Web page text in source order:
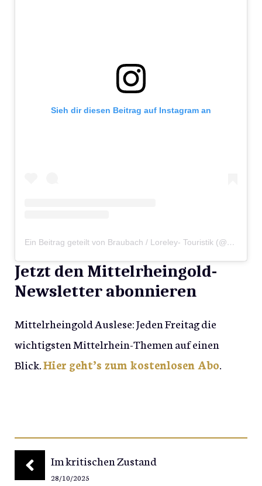
Sieh dir diesen Beitrag auf Instagram an
Ein Beitrag geteilt von Braubach / Loreley- Touristik (@braubach)
Jetzt den Mittelrheingold-
Newsletter abonnieren
Mittelrheingold Auslese: Jeden Freitag die
wichtigsten Mittelrhein-Themen auf einen
Blick.Hier geht’s zum kostenlosen Abo.
Im kritischen Zustand
28/10/2025